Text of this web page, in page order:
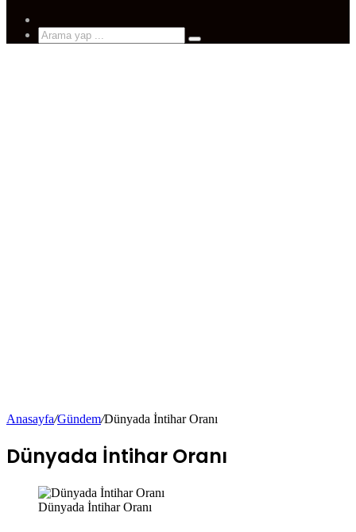
Makale
Arama
Anasayfa/Gündem/Dünyada İntihar Oranı
Dünyada İntihar Oranı
Dünyada İntihar Oranı